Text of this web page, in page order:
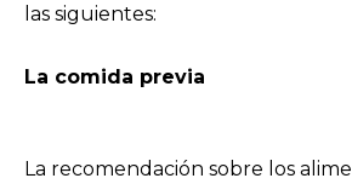
las siguientes:
La comida previa
La recomendación sobre los